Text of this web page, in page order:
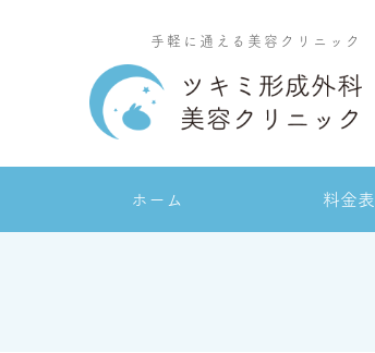
手軽に通える美容クリニック
ホーム 料金表